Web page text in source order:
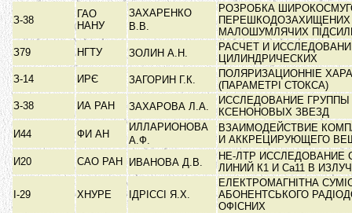
З-38
ГАО
НАНУ
ЗАХАРЕНКО
В.В.
РОЗРОБКА
ПЕРЕШКОДОЗАХИЩЕНИХ
МАЛОШУМЛЯЧИХ
З79
НГТУ ЗОЛИН А.Н.
РАСЧЕТ И
ЦИЛИНДРИЧЕСКИХ
З-14
ИРЄ ЗАГОРИН Г.К.
ПОЛЯРИЗАЦИОННІЕ
(ПАРАМЕТРІ СТОКСА)
З-38
ИА РАН ЗАХАРОВА Л.А.
ИССЛЕДОВАНИЕ ГРУППЫ
КСЕНОНОВЫХ ЗВЕЗД
И44
ФИ АН
ИЛЛАРИОНОВА
А.Ф.
ВЗАИМОДЕЙСТВИЕ
И АККРЕЦИРУЮЩЕГО
И20
САО РАН ИВАНОВА Д.В.
НЕ-ЛТР ИССЛЕДОВАНИЕ
ЛИНИЙ К1 И Са11 В
І-29 ХНУРЕ ІДРІССІ Я.Х.
ЕЛЕКТРОМАГНІТНА
АБОНЕНТСЬКОГО
ОФІСНИХ